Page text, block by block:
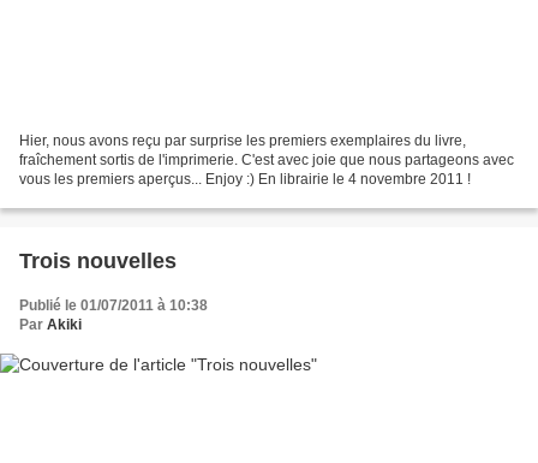
Hier, nous avons reçu par surprise les premiers exemplaires du livre,
fraîchement sortis de l'imprimerie. C'est avec joie que nous partageons avec
vous les premiers aperçus... Enjoy :) En librairie le 4 novembre 2011 !
Trois nouvelles
Publié le 01/07/2011 à 10:38
Par Akiki